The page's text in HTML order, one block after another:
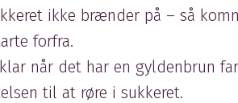
ikke brænder på – så
forfra.
når det har en gyldenbrun
til at røre i sukkeret.